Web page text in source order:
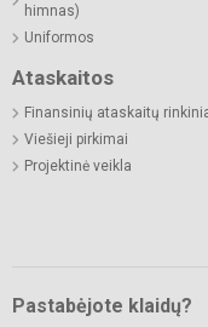
himnas)
Uniformos
Ataskaitos
Finansinių ataskaitų
Viešieji pirkimai
Projektinė veikla
Pastabėjote klaidų?